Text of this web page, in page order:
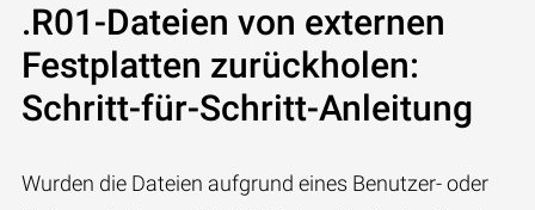
.R01-Dateien von externen
Festplatten zurückholen:
Schritt-für-Schritt-Anleitung
Wurden die Dateien aufgrund eines Benutzer- oder